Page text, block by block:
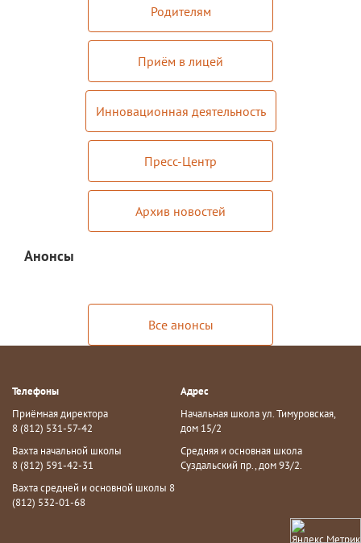
Противодействие коррупции
Мероприятия "Антикоррупция"
коррупции
фактах коррупции
"ИнфинITи"
О Центре
Новости
Документы
Родителям
Приём в лицей
Инновационная деятельность
Пресс-Центр
Архив новостей
Анонсы
Все анонсы
Телефоны
Приёмная директора
8 (812) 531-57-42
Вахта начальной школы
8 (812) 591-42-31
Вахта средней и основной школы 8
(812) 532-01-68
Адрес
Начальная школа ул. Тимуровская,
дом 15/2
Средняя и основная школа
Суздальский пр., дом 93/2.